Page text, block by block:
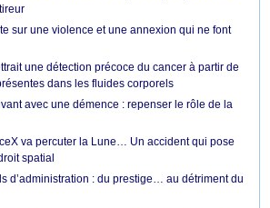
sur une violence et une annexion qui ne font
une détection précoce du cancer à partir de
dans les fluides corporels
avec une démence : repenser le rôle de la
va percuter la Lune… Un accident qui pose
spatial
d’administration : du prestige… au détriment du